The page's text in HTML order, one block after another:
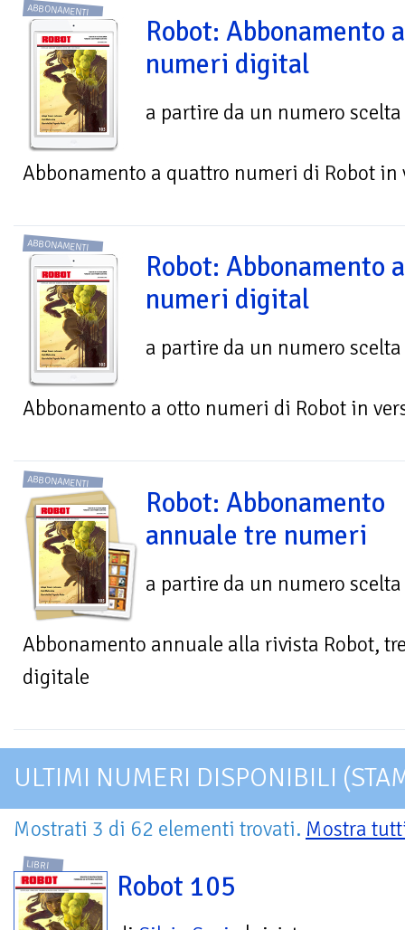
ABBONAMENTI
Robot: Abbonamento
numeri digital
a partire da un numero scelta
Abbonamento a quattro numeri di Robot
ABBONAMENTI
Robot: Abbonamento
numeri digital
a partire da un numero scelta
Abbonamento a otto numeri di Robot in
ABBONAMENTI
Robot: Abbonamento
annuale tre numeri
a partire da un numero scelta
Abbonamento annuale alla rivista Robot,
digitale
ULTIMI NUMERI DISPONIBILI
Mostrati 3 di 62 elementi trovati. Mostra
LIBRI
Robot 105